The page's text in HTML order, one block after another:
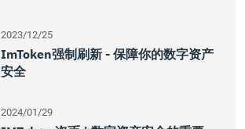
2023/12/25
ImToken强制刷新 - 保障你的数字资产
安全
2024/01/29